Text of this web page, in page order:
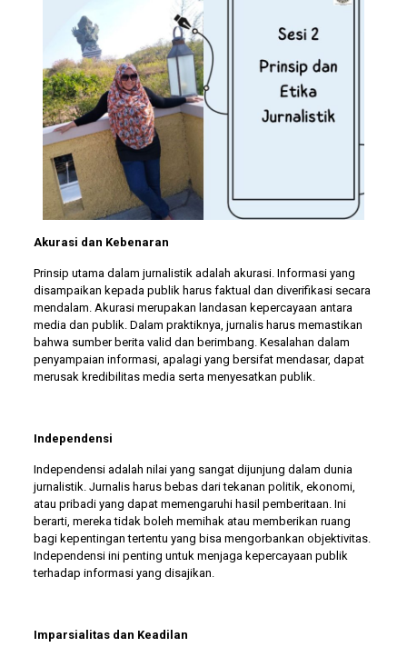
Akurasi dan Kebenaran
Prinsip utama dalam jurnalistik adalah akurasi. Informasi yang
disampaikan kepada publik harus faktual dan diverifikasi secara
mendalam. Akurasi merupakan landasan kepercayaan antara
media dan publik. Dalam praktiknya, jurnalis harus memastikan
bahwa sumber berita valid dan berimbang. Kesalahan dalam
penyampaian informasi, apalagi yang bersifat mendasar, dapat
merusak kredibilitas media serta menyesatkan publik.
Independensi
Independensi adalah nilai yang sangat dijunjung dalam dunia
jurnalistik. Jurnalis harus bebas dari tekanan politik, ekonomi,
atau pribadi yang dapat memengaruhi hasil pemberitaan. Ini
berarti, mereka tidak boleh memihak atau memberikan ruang
bagi kepentingan tertentu yang bisa mengorbankan objektivitas.
Independensi ini penting untuk menjaga kepercayaan publik
terhadap informasi yang disajikan.
Imparsialitas dan Keadilan